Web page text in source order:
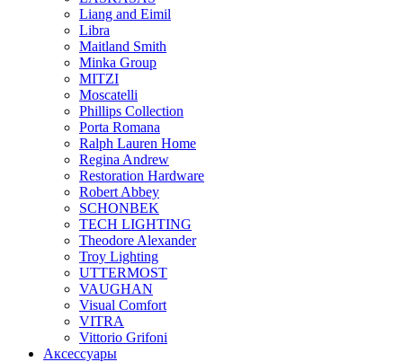
Liang and Eimil
Libra
Maitland Smith
Minka Group
MITZI
Moscatelli
Phillips Collection
Porta Romana
Ralph Lauren Home
Regina Andrew
Restoration Hardware
Robert Abbey
SCHONBEK
TECH LIGHTING
Theodore Alexander
Troy Lighting
UTTERMOST
VAUGHAN
Visual Comfort
VITRA
Vittorio Grifoni
Аксессуары